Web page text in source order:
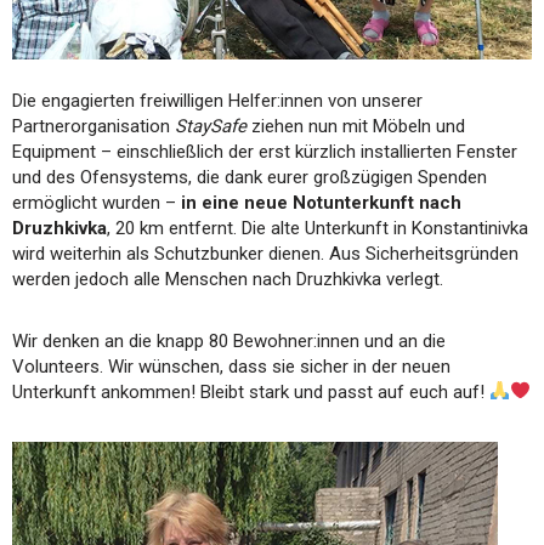
Die engagierten freiwilligen Helfer:innen von unserer
Partnerorganisation StaySafeziehen nun mit Möbeln und
Equipment – einschließlich der erst kürzlich installierten Fenster
und des Ofensystems, die dank eurer großzügigen Spenden
ermöglicht wurden – in eine neue Notunterkunft nach
Druzhkivka, 20 km entfernt. Die alte Unterkunft in Konstantinivka
wird weiterhin als Schutzbunker dienen. Aus Sicherheitsgründen
werden jedoch alle Menschen nach Druzhkivka verlegt.
Wir denken an die knapp 80 Bewohner:innen und an die
Volunteers. Wir wünschen, dass sie sicher in der neuen
Unterkunft ankommen! Bleibt stark und passt auf euch auf!